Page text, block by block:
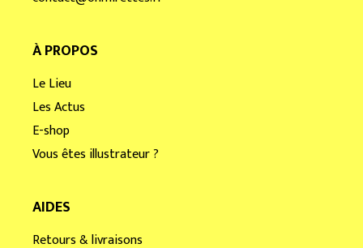
À PROPOS
Le Lieu
Les Actus
E-shop
Vous êtes illustrateur ?
AIDES
Retours & livraisons